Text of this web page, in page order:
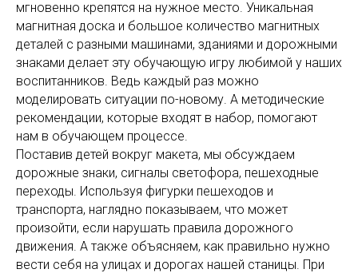
мгновенно крепятся на нужное место. Уникальная
магнитная доска и большое количество магнитных
деталей с разными машинами, зданиями и дорожными
знаками делает эту обучающую игру любимой у наших
воспитанников. Ведь каждый раз можно
моделировать ситуации по-новому. А методические
рекомендации, которые входят в набор, помогают
нам в обучающем процессе.
Поставив детей вокруг макета, мы обсуждаем
дорожные знаки, сигналы светофора, пешеходные
переходы. Используя фигурки пешеходов и
транспорта, наглядно показываем, что может
произойти, если нарушать правила дорожного
движения. А также объясняем, как правильно нужно
вести себя на улицах и дорогах нашей станицы. При